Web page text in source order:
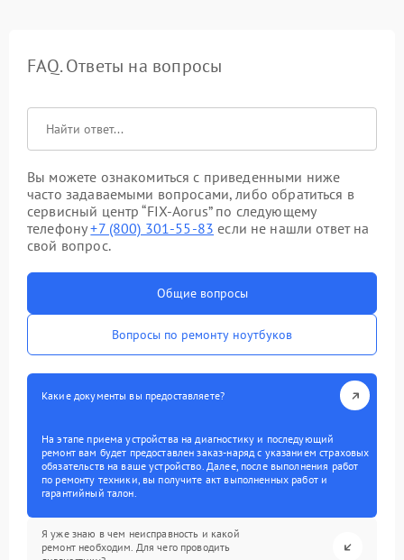
FAQ. Ответы на вопросы
Вы можете ознакомиться с приведенными ниже
часто задаваемыми вопросами, либо обратиться в
сервисный центр “FIX-Aorus” по следующему
телефону+7 (800) 301-55-83 если не нашли ответ на
свой вопрос.
Общие вопросы
Вопросы по ремонту ноутбуков
Какие документы вы предоставляете?
На этапе приема устройства на диагностику и последующий
ремонт вам будет предоставлен заказ-наряд с указанием страховых
обязательств на ваше устройство. Далее, после выполнения работ
по ремонту техники, вы получите акт выполненных работ и
гарантийный талон.
Я уже знаю в чем неисправность и какой
ремонт необходим. Для чего проводить